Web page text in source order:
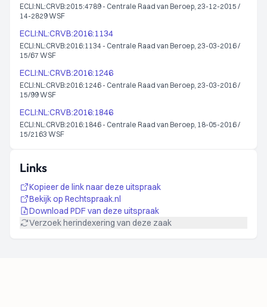
ECLI:NL:CRVB:2015:4789 - Centrale Raad van Beroep, 23-12-2015 /
14-2829 WSF
ECLI:NL:CRVB:2016:1134
ECLI:NL:CRVB:2016:1134 - Centrale Raad van Beroep, 23-03-2016 /
15/67 WSF
ECLI:NL:CRVB:2016:1246
ECLI:NL:CRVB:2016:1246 - Centrale Raad van Beroep, 23-03-2016 /
15/99 WSF
ECLI:NL:CRVB:2016:1846
ECLI:NL:CRVB:2016:1846 - Centrale Raad van Beroep, 18-05-2016 /
15/2163 WSF
Links
Kopieer de link naar deze uitspraak
Bekijk op Rechtspraak.nl
Download PDF van deze uitspraak
Verzoek herindexering van deze zaak